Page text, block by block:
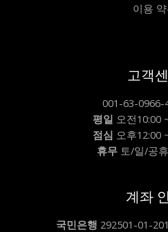
이용
고객
001-63-0966-
평일 오전10:00
점심 오후12:00
휴무 토/일/공
계좌
국민은행 292501-01-